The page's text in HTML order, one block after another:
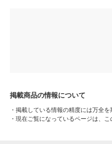
掲載商品の情報について
・ 掲載している情報の精度には万全
・ 現在ご覧になっているページは、